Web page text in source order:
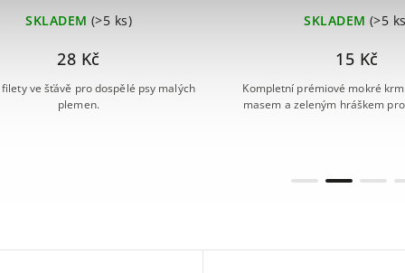
SKLADEM (>5 ks)
28 Kč
filety ve šťávě pro dospělé psy malých
plemen.
SKLADEM (>5
15 Kč
Kompletní prémiové mokré
masem a zeleným hráškem